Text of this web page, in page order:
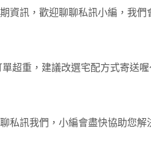
資訊，歡迎聊聊私訊小編，我們
超重，建議改選宅配方式寄送喔
私訊我們，小編會盡快協助您解